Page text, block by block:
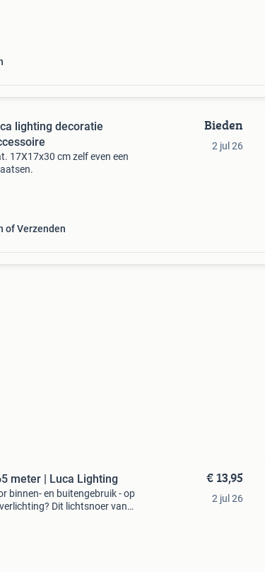
lighting decoratie
17X17x30 cm zelf even een
of Verzenden
Bieden
2 jul 26
meter | Luca Lighting
binnen- en buitengebruik - op
Dit lichtsnoer van
€ 13,95
2 jul 26